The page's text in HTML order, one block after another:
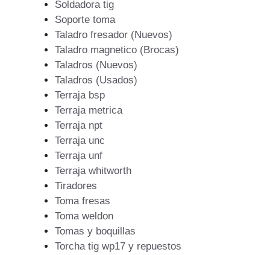
Soldadora tig
Soporte toma
Taladro fresador (Nuevos)
Taladro magnetico (Brocas)
Taladros (Nuevos)
Taladros (Usados)
Terraja bsp
Terraja metrica
Terraja npt
Terraja unc
Terraja unf
Terraja whitworth
Tiradores
Toma fresas
Toma weldon
Tomas y boquillas
Torcha tig wp17 y repuestos